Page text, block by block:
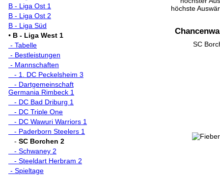
B - Liga Ost 1
B - Liga Ost 2
B - Liga Süd
• B - Liga West 1
- Tabelle
- Bestleistungen
- Mannschaften
- 1. DC Peckelsheim 3
- Dartgemeinschaft
Germania Rimbeck 1
- DC Bad Driburg 1
- DC Triple One
- DC Wawuri Warriors 1
- Paderborn Steelers 1
- SC Borchen 2
- Schwaney 2
- Steeldart Herbram 2
- Spieltage
höchste
SC